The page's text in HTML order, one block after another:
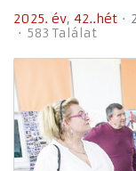
2025. év 42..hét
583 Találat